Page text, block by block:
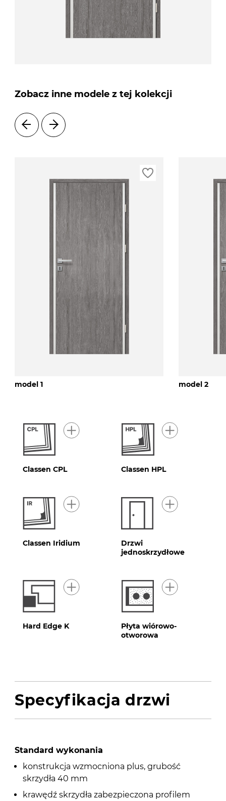
Zobacz inne modele z tej kolekcji
model 1 model 2
Classen CPL Classen HPL
Classen Iridium
Drzwi
jednoskrzydłowe
Hard Edge K
Płyta wiórowo-
otworowa
Specyfikacja drzwi
Standard wykonania
konstrukcja wzmocniona plus, grubość
skrzydła 40 mm
krawędź skrzydła zabezpieczona profilem